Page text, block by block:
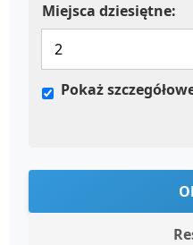
Miejsca dziesiętne:
Pokaż